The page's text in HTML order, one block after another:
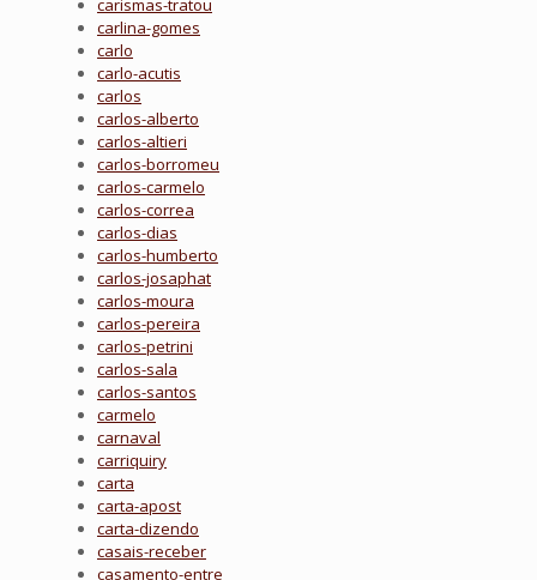
carismas-tratou
carlina-gomes
carlo
carlo-acutis
carlos
carlos-alberto
carlos-altieri
carlos-borromeu
carlos-carmelo
carlos-correa
carlos-dias
carlos-humberto
carlos-josaphat
carlos-moura
carlos-pereira
carlos-petrini
carlos-sala
carlos-santos
carmelo
carnaval
carriquiry
carta
carta-apost
carta-dizendo
casais-receber
casamento-entre